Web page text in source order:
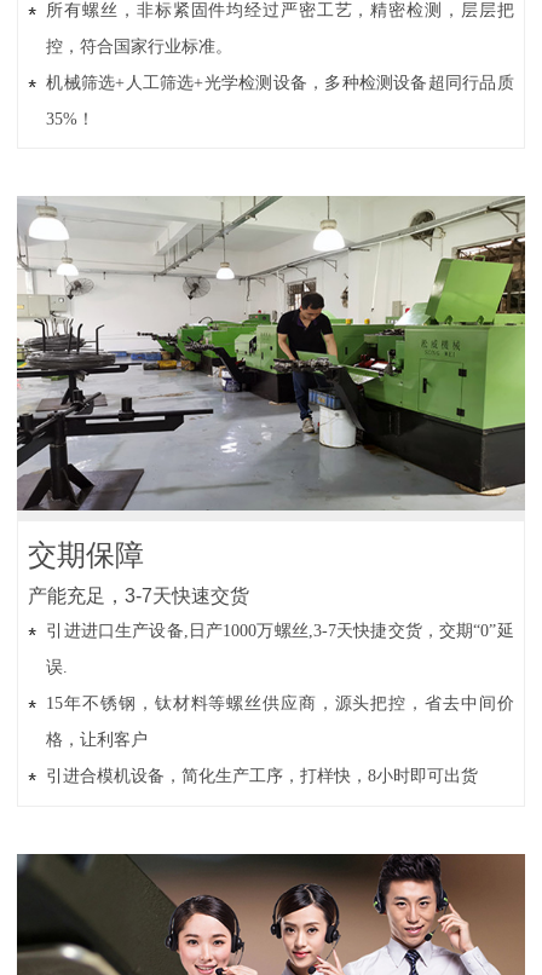
所有螺丝，非标紧固件均经过严密工艺，精密检测，层层把
控，符合国家行业标准。
机械筛选+人工筛选+光学检测设备，多种检测设备超同行品质
35%！
交期保障
产能充足，3-7天快速交货
引进进口生产设备,日产1000万螺丝,3-7天快捷交货，交期“0”延
误.
15年不锈钢，钛材料等螺丝供应商，源头把控，省去中间价
格，让利客户
引进合模机设备，简化生产工序，打样快，8小时即可出货